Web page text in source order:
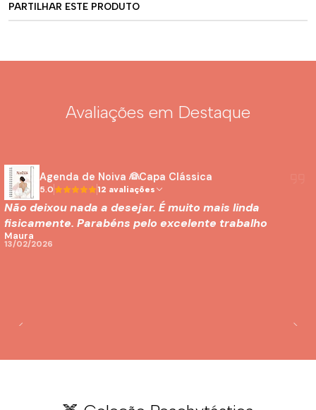
PARTILHAR ESTE PRODUTO
Avaliações em Destaque
Agenda de Noiva 👰Capa Clássica
5.0 12 avaliações
Não deixou nada a desejar. É muito mais linda
fisicamente. Parabéns pelo excelente trabalho
Maura
13/02/2026